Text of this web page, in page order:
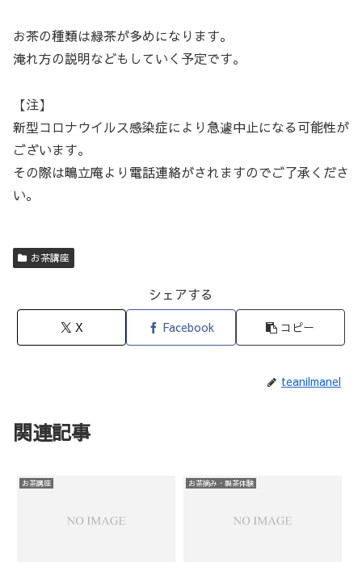
お茶の種類は緑茶が多めになります。
淹れ方の説明などもしていく予定です。
【注】
新型コロナウイルス感染症により急遽中止になる可能性が
ございます。
その際は鴫立庵より電話連絡がされますのでご了承くださ
い。
お茶講座
シェアする
X Facebook コピー
teanilmanel
関連記事
お茶講座 お茶摘み・製茶体験